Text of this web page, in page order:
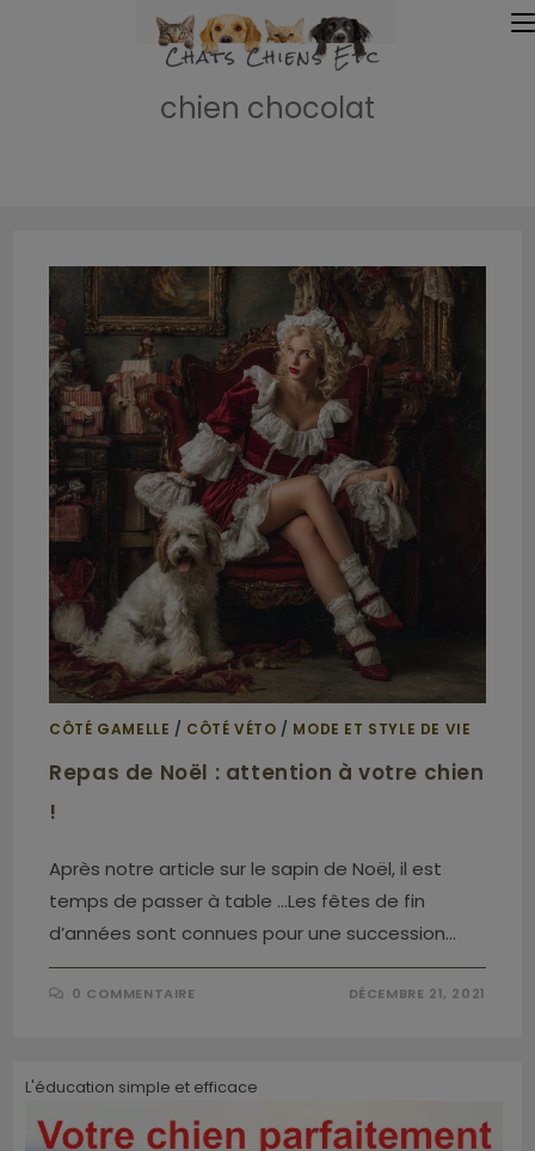
chien chocolat
CÔTÉ GAMELLE / CÔTÉ VÉTO / MODE ET STYLE DE VIE
Repas de Noël : attention à votre chien
!
Après notre article sur le sapin de Noël, il est
temps de passer à table ...Les fêtes de fin
d’années sont connues pour une succession…
0 COMMENTAIRE DÉCEMBRE 21, 2021
L'éducation simple et efficace